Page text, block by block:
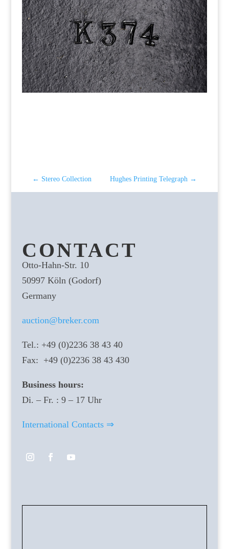
← Stereo Collection Hughes Printing Telegraph →
CONTACT
Otto-Hahn-Str. 10
50997 Köln (Godorf)
Germany
auction@breker.com
Tel.: +49 (0)2236 38 43 40
Fax: +49 (0)2236 38 43 430
Business hours:
Di. – Fr. : 9 – 17 Uhr
International Contacts ⇒